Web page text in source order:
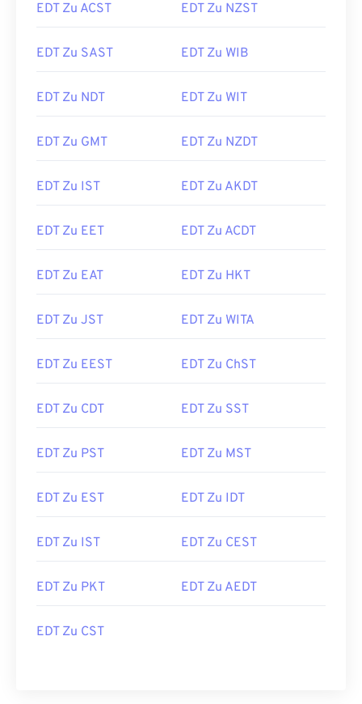
EDT Zu ACST EDT Zu NZST
EDT Zu SAST EDT Zu WIB
EDT Zu NDT EDT Zu WIT
EDT Zu GMT EDT Zu NZDT
EDT Zu IST EDT Zu AKDT
EDT Zu EET EDT Zu ACDT
EDT Zu EAT EDT Zu HKT
EDT Zu JST EDT Zu WITA
EDT Zu EEST EDT Zu ChST
EDT Zu CDT EDT Zu SST
EDT Zu PST EDT Zu MST
EDT Zu EST EDT Zu IDT
EDT Zu IST EDT Zu CEST
EDT Zu PKT EDT Zu AEDT
EDT Zu CST